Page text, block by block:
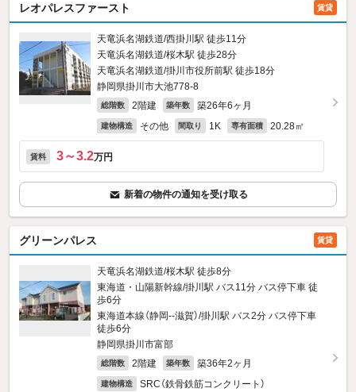
レオパレスファースト 賃貸
天竜浜名湖鉄道/西掛川駅 徒歩11分
天竜浜名湖鉄道/桜木駅 徒歩28分
天竜浜名湖鉄道/掛川市役所前駅 徒歩18分
静岡県掛川市大池778‐8
総階数 2階建 築年数 築26年6ヶ月
建物構造 その他 間取り 1K 専有面積 20.28㎡
賃料 3～3.2万円
新着の物件の通知を受け取る
グリーンパレス 賃貸
天竜浜名湖鉄道/桜木駅 徒歩8分
東海道・山陽新幹線/掛川駅 バス11分 バス停下車 徒
歩6分
東海道本線（静岡--滋賀）/掛川駅 バス2分 バス停下車
徒歩6分
静岡県掛川市富部
総階数 2階建 築年数 築36年2ヶ月
建物構造 SRC（鉄骨鉄筋コンクリート）